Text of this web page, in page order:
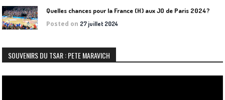
Quelles chances pour la France (H) aux JO de Paris 2024?
Posted on 27 juillet 2024
SOUVENIRS DU TSAR : PETE MARAVICH